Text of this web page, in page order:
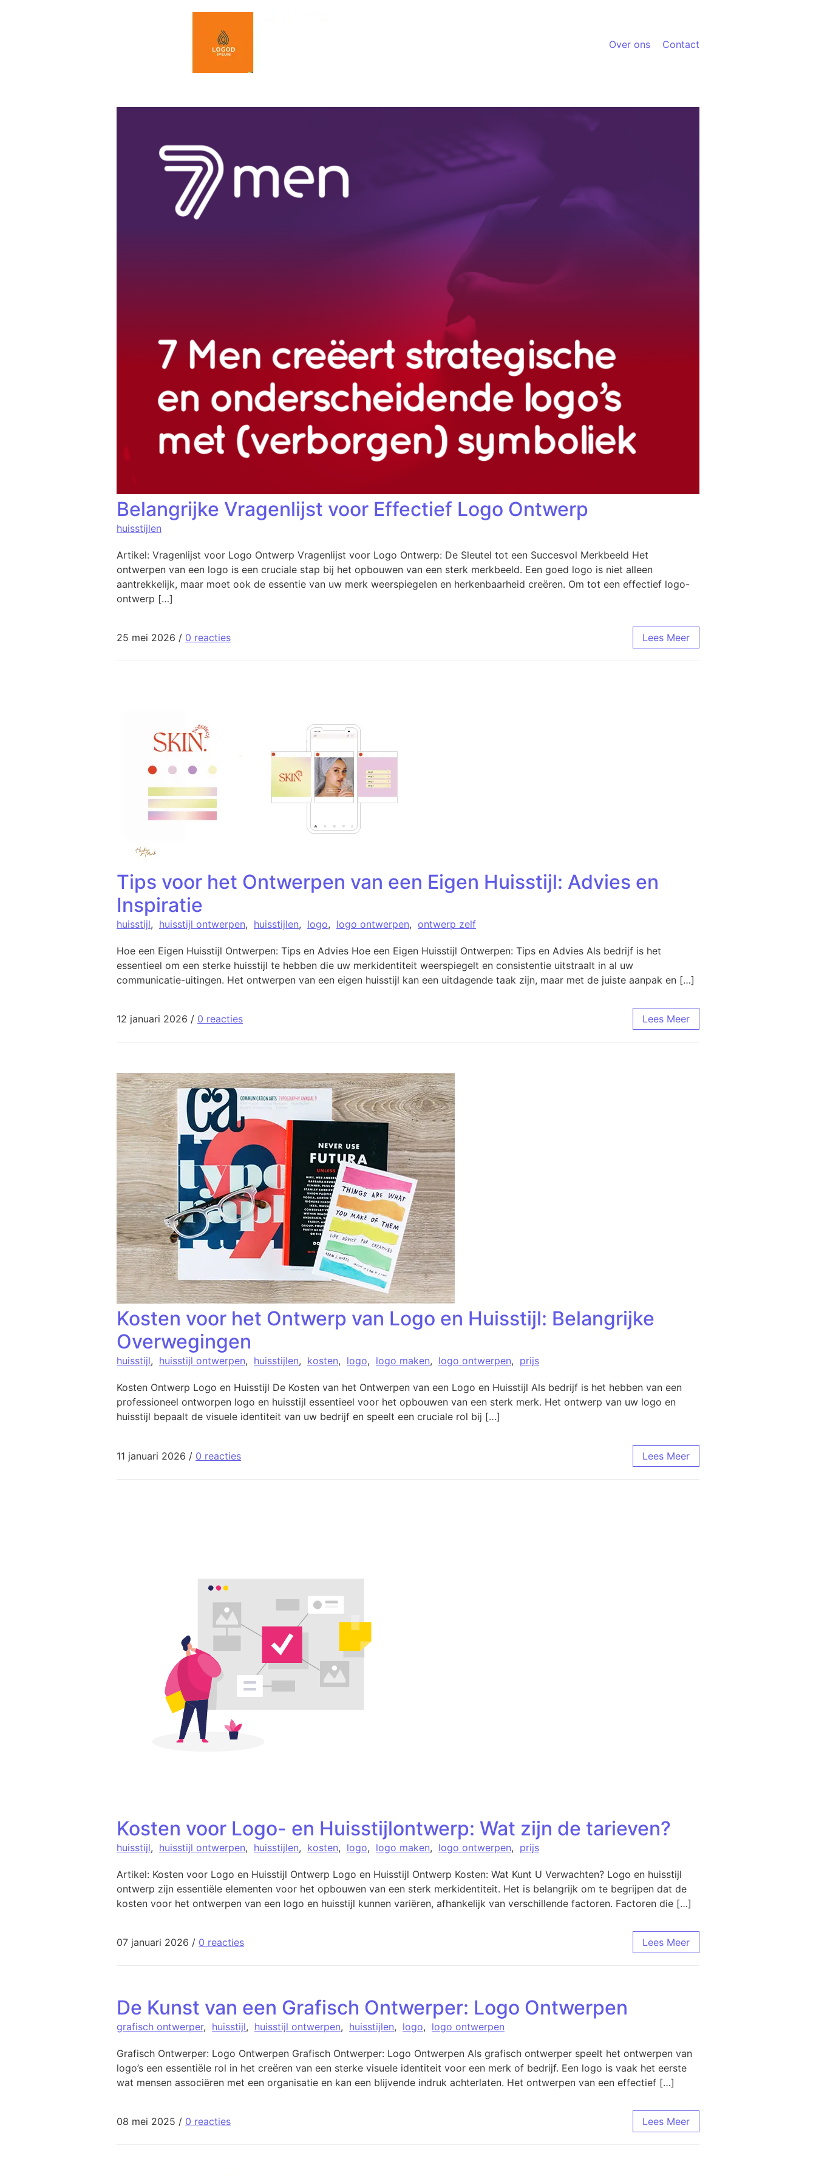
Over ons Contact
Belangrijke Vragenlijst voor Effectief Logo Ontwerp
huisstijlen
Artikel: Vragenlijst voor Logo Ontwerp Vragenlijst voor Logo Ontwerp: De Sleutel tot een Succesvol Merkbeeld Het
ontwerpen van een logo is een cruciale stap bij het opbouwen van een sterk merkbeeld. Een goed logo is niet alleen
aantrekkelijk, maar moet ook de essentie van uw merk weerspiegelen en herkenbaarheid creëren. Om tot een effectief logo-
ontwerp […]
25 mei 2026 / 0 reacties Lees Meer
Tips voor het Ontwerpen van een Eigen Huisstijl: Advies en
Inspiratie
huisstijl, huisstijl ontwerpen, huisstijlen, logo, logo ontwerpen, ontwerp zelf
Hoe een Eigen Huisstijl Ontwerpen: Tips en Advies Hoe een Eigen Huisstijl Ontwerpen: Tips en Advies Als bedrijf is het
essentieel om een sterke huisstijl te hebben die uw merkidentiteit weerspiegelt en consistentie uitstraalt in al uw
communicatie-uitingen. Het ontwerpen van een eigen huisstijl kan een uitdagende taak zijn, maar met de juiste aanpak en […]
12 januari 2026 / 0 reacties Lees Meer
Kosten voor het Ontwerp van Logo en Huisstijl: Belangrijke
Overwegingen
huisstijl, huisstijl ontwerpen, huisstijlen, kosten, logo, logo maken, logo ontwerpen, prijs
Kosten Ontwerp Logo en Huisstijl De Kosten van het Ontwerpen van een Logo en Huisstijl Als bedrijf is het hebben van een
professioneel ontworpen logo en huisstijl essentieel voor het opbouwen van een sterk merk. Het ontwerp van uw logo en
huisstijl bepaalt de visuele identiteit van uw bedrijf en speelt een cruciale rol bij […]
11 januari 2026 / 0 reacties Lees Meer
Kosten voor Logo- en Huisstijlontwerp: Wat zijn de tarieven?
huisstijl, huisstijl ontwerpen, huisstijlen, kosten, logo, logo maken, logo ontwerpen, prijs
Artikel: Kosten voor Logo en Huisstijl Ontwerp Logo en Huisstijl Ontwerp Kosten: Wat Kunt U Verwachten? Logo en huisstijl
ontwerp zijn essentiële elementen voor het opbouwen van een sterk merkidentiteit. Het is belangrijk om te begrijpen dat de
kosten voor het ontwerpen van een logo en huisstijl kunnen variëren, afhankelijk van verschillende factoren. Factoren die […]
07 januari 2026 / 0 reacties Lees Meer
De Kunst van een Grafisch Ontwerper: Logo Ontwerpen
grafisch ontwerper, huisstijl, huisstijl ontwerpen, huisstijlen, logo, logo ontwerpen
Grafisch Ontwerper: Logo Ontwerpen Grafisch Ontwerper: Logo Ontwerpen Als grafisch ontwerper speelt het ontwerpen van
logo’s een essentiële rol in het creëren van een sterke visuele identiteit voor een merk of bedrijf. Een logo is vaak het eerste
wat mensen associëren met een organisatie en kan een blijvende indruk achterlaten. Het ontwerpen van een effectief […]
08 mei 2025 / 0 reacties Lees Meer